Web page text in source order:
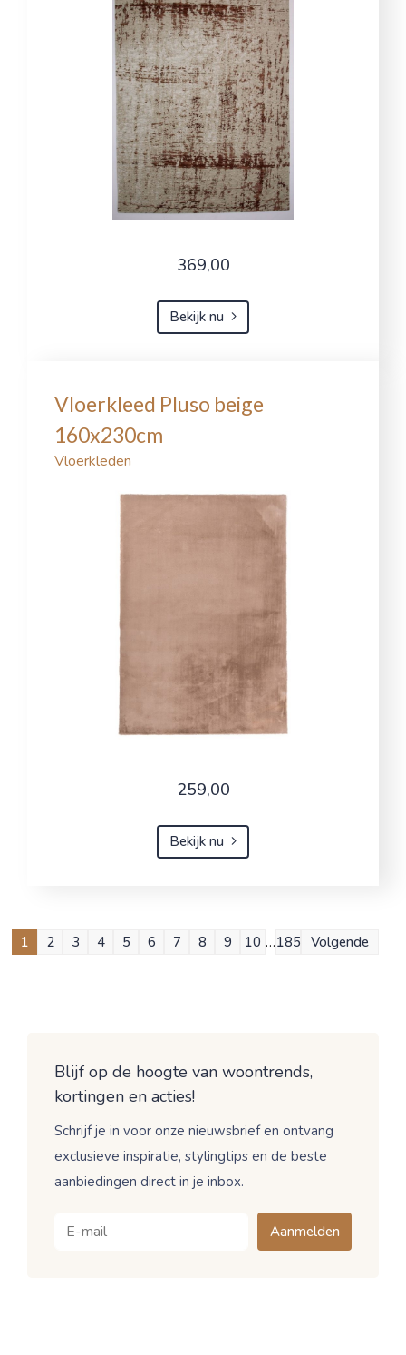
369,00
Bekijk nu
Vloerkleed Pluso beige
160x230cm
Vloerkleden
259,00
Bekijk nu
1 2 3 4 5 6 7 8 9 10 …185 Volgende
Blijf op de hoogte van woontrends,
kortingen en acties!
Schrijf je in voor onze nieuwsbrief en ontvang
exclusieve inspiratie, stylingtips en de beste
aanbiedingen direct in je inbox.
Aanmelden